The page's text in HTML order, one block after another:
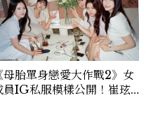
母胎單身戀愛大作戰2》女
員IG私服模樣公開！崔玹